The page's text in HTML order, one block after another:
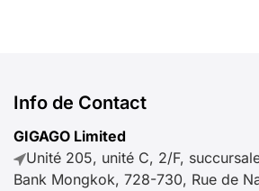
Info de Contact
GIGAGO Limited
Unité 205, unité C, 2/F,
Bank Mongkok, 728-730, Rue de